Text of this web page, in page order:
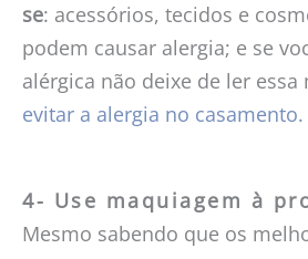
se: acessórios, tecidos e
podem causar alergia; e se
alérgica não deixe de ler essa
evitar a alergia no casamento.
4- Use maquiagem à
Mesmo sabendo que os